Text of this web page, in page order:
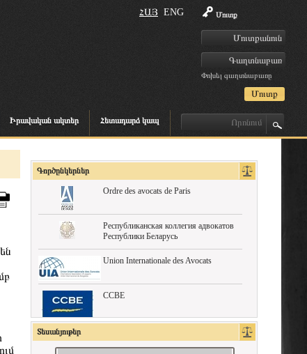
Մուտք
Փոխել գաղտնաբառը
ՀԱՅ ENG
Իրավական ակտեր Հետադարձ կապ
Գործընկերներ
Ordre des avocats de Paris
Республиканская коллегия адвокатов
Республики Беларусь
Union Internationale des Avocats
CCBE
Տեսանյութեր